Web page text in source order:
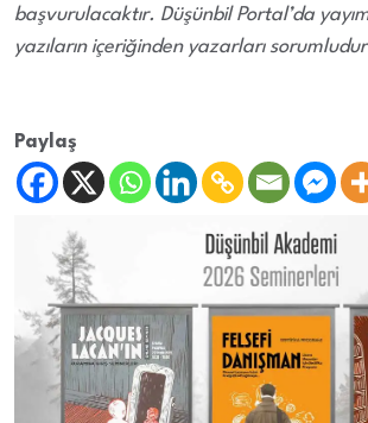
başvurulacaktır. Düşünbil Portal’da
yazıların içeriğinden yazarları
Paylaş